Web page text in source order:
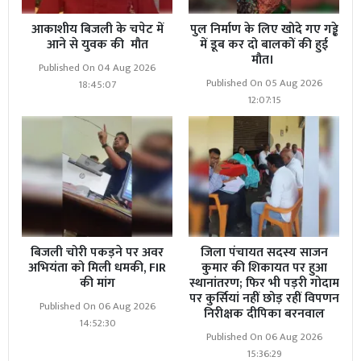
Read Moreजिला पंचायत सदस्य साजन कुमार की शिकायत
पर हुआ स्थानांतरण; फिर भी पड़री गोदाम पर कुर्सियां नहीं छोड़
आकाशीय बिजली के चपेट में
आने से युवक की मौत
Published On 04 Aug 2026
18:45:07
पुल निर्माण के लिए खोदे गए गड्ढे
में डूब कर दो बालकों की हुई
मौत।
Published On 05 Aug 2026
12:07:15
बिजली चोरी पकड़ने पर अवर
अभियंता को मिली धमकी, FIR
की मांग
Published On 06 Aug 2026
14:52:30
जिला पंचायत सदस्य साजन
कुमार की शिकायत पर हुआ
स्थानांतरण; फिर भी पड़री गोदाम
पर कुर्सियां नहीं छोड़ रहीं विपणन
निरीक्षक दीपिका बरनवाल
Published On 06 Aug 2026
15:36:29